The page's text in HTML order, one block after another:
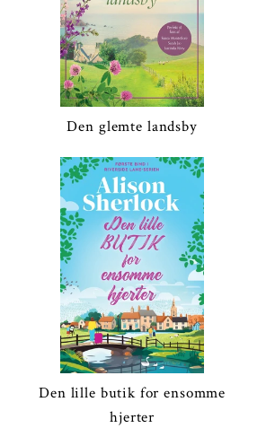
Den glemte landsby
Den lille butik for ensomme
hjerter